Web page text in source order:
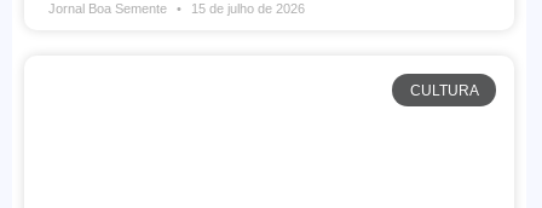
Jornal Boa Semente 15 de julho de 2026
CULTURA